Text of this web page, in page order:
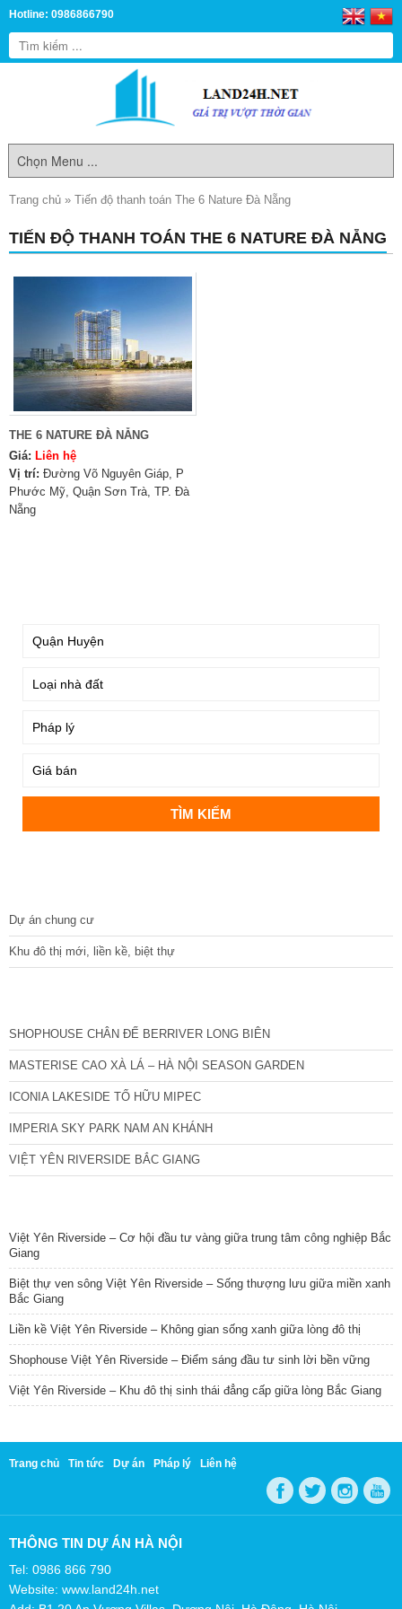
Hotline: 0986866790
Trang chủ » Tiến độ thanh toán The 6 Nature Đà Nẵng
TIẾN ĐỘ THANH TOÁN THE 6 NATURE ĐÀ NẴNG
THE 6 NATURE ĐÀ NẴNG
Giá: Liên hệ
Vị trí: Đường Võ Nguyên Giáp, P
Phước Mỹ, Quận Sơn Trà, TP. Đà
Nẵng
Dự án chung cư
Khu đô thị mới, liền kề, biệt thự
SHOPHOUSE CHÂN ĐẾ BERRIVER LONG BIÊN
MASTERISE CAO XÀ LÁ – HÀ NỘI SEASON GARDEN
ICONIA LAKESIDE TỐ HỮU MIPEC
IMPERIA SKY PARK NAM AN KHÁNH
VIỆT YÊN RIVERSIDE BẮC GIANG
Việt Yên Riverside – Cơ hội đầu tư vàng giữa trung tâm công nghiệp Bắc
Giang
Biệt thự ven sông Việt Yên Riverside – Sống thượng lưu giữa miền xanh
Bắc Giang
Liền kề Việt Yên Riverside – Không gian sống xanh giữa lòng đô thị
Shophouse Việt Yên Riverside – Điểm sáng đầu tư sinh lời bền vững
Việt Yên Riverside – Khu đô thị sinh thái đẳng cấp giữa lòng Bắc Giang
Trang chủ Tin tức Dự án Pháp lý Liên hệ
THÔNG TIN DỰ ÁN HÀ NỘI
Tel: 0986 866 790
Website: www.land24h.net